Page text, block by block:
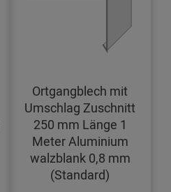
Ortgangblech mit
Umschlag Zuschnitt
250 mm Länge 1
Meter Aluminium
walzblank 0,8 mm
(Standard)